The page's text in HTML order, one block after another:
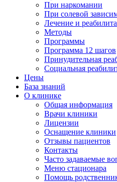
При наркомании
При солевой
Лечение и
Методы
Программы
Программа 12 шагов
Принудительная
Социальная
Цены
База знаний
О клинике
Общая информация
Врачи клиники
Лицензии
Оснащение клиники
Отзывы пациентов
Контакты
Часто задаваемые
Меню стационара
Помощь